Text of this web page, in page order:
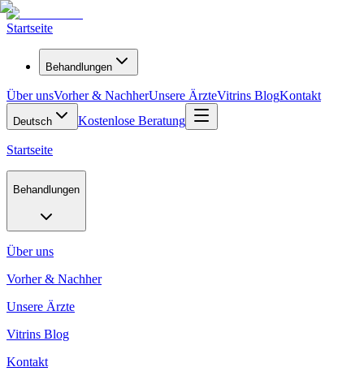
Startseite
Behandlungen
Über unsVorher & NachherUnsere ÄrzteVitrins BlogKontakt
Deutsch Kostenlose Beratung
Startseite
Behandlungen
Über uns
Vorher & Nachher
Unsere Ärzte
Vitrins Blog
Kontakt